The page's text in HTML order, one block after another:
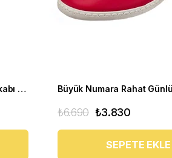
Yazlık Kısa Topuklu Kadın Ayakkabı LTF00141 Siyah
₺3.830
₺6.690
SEPETE EKLE